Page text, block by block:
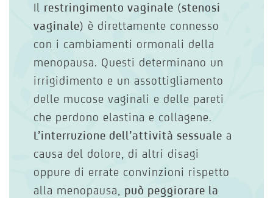
Il restringimento vaginale (stenosi
vaginale) è direttamente connesso
con i cambiamenti ormonali della
menopausa. Questi determinano un
irrigidimento e un assottigliamento
delle mucose vaginali e delle pareti
che perdono elastina e collagene.
L’interruzione dell’attività sessuale a
causa del dolore, di altri disagi
oppure di errate convinzioni rispetto
alla menopausa, può peggiorare la